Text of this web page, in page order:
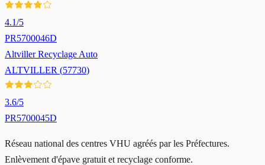
4.1/5
PR5700046D
Altviller Recyclage Auto
ALTVILLER (57730)
3.6/5
PR5700045D
Réseau national des centres VHU agréés par les Préfectures.
Enlèvement d'épave gratuit et recyclage conforme.